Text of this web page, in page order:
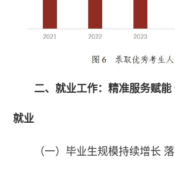
二、就业工作：精准服务赋
就业
（一）毕业生规模持续增长